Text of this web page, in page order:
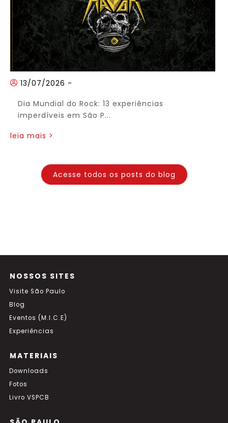
13/07/2026 -
Dia Mundial do Rock: 13 experiências
imperdíveis em São P...
leia mais >
Acesse todos os posts do blog
NOSSOS SITES
Visite São Paulo
Blog
Eventos (M.I.C.E)
Experiências
MATERIAIS
Downloads
Fotos
Livro VSPCB